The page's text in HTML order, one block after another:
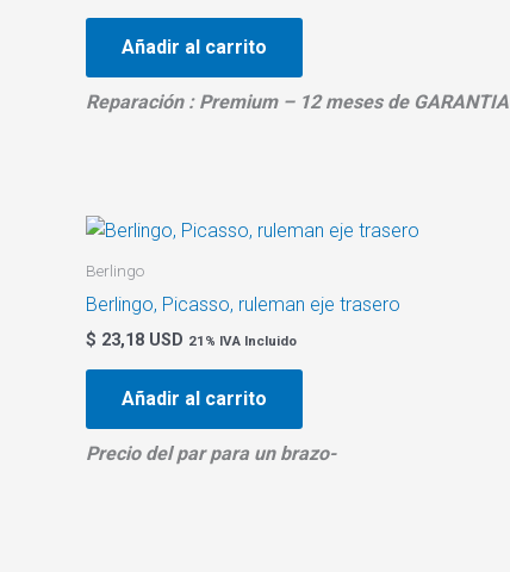
Añadir al carrito
Reparación : Premium – 12 meses de GARANTIA
Berlingo
Berlingo, Picasso, ruleman eje trasero
$ 23,18 USD 21% IVA Incluido
Añadir al carrito
Precio del par para un brazo-